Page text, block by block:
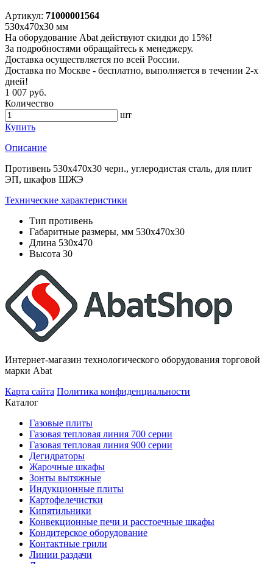
Артикул: 71000001564
530х470х30 мм
На оборудование Abat действуют скидки до 15%!
За подробностями обращайтесь к менеджеру.
Доставка осуществляется по всей России.
Доставка по Москве - бесплатно, выполняется в течении 2-х
дней!
1 007 руб.
Количество
шт
Купить
Описание
Противень 530х470х30 черн., углеродистая сталь, для плит
ЭП, шкафов ШЖЭ
Технические характеристики
Тип противень
Габаритные размеры, мм 530х470х30
Длина 530х470
Высота 30
Интернет-магазин технологического оборудования торговой
марки Abat
Карта сайта Политика конфиденциальности
Каталог
Газовые плиты
Газовая тепловая линия 700 серии
Газовая тепловая линия 900 серии
Дегидраторы
Жарочные шкафы
Зонты вытяжные
Индукционные плиты
Картофелечистки
Кипятильники
Конвекционные печи и расстоечные шкафы
Кондитерское оборудование
Контактные грили
Линии раздачи